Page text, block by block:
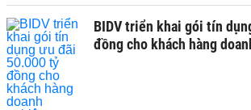
BIDV triển khai gói tín
đồng cho khách hàng